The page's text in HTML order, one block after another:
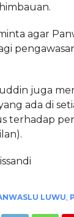
agar
juga
ada di
terhadap
LUWU